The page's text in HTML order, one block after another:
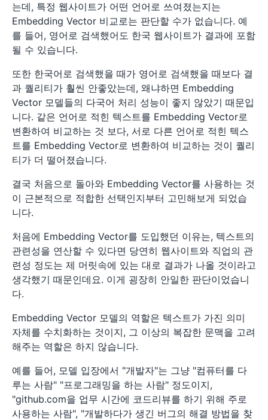
는데, 특정 웹사이트가 어떤 언어로 쓰여졌는지는
Embedding Vector 비교로는 판단할 수가 없습니다. 예
를 들어, 영어로 검색했어도 한국 웹사이트가 결과에 포함
될 수 있습니다.
또한 한국어로 검색했을 때가 영어로 검색했을 때보다 결
과 퀄리티가 훨씬 안좋았는데, 왜냐하면 Embedding
Vector 모델들의 다국어 처리 성능이 좋지 않았기 때문입
니다. 같은 언어로 적힌 텍스트를 Embedding Vector로
변환하여 비교하는 것 보다, 서로 다른 언어로 적힌 텍스
트를 Embedding Vector로 변환하여 비교하는 것이 퀄리
티가 더 떨어졌습니다.
결국 처음으로 돌아와 Embedding Vector를 사용하는 것
이 근본적으로 적합한 선택인지부터 고민해보게 되었습
니다.
처음에 Embedding Vector를 도입했던 이유는, 텍스트의
관련성을 연산할 수 있다면 당연히 웹사이트와 직업의 관
련성 정도는 제 머릿속에 있는 대로 결과가 나올 것이라고
생각했기 때문인데요. 이게 굉장히 안일한 판단이었습니
다.
Embedding Vector 모델의 역할은 텍스트가 가진 의미
자체를 수치화하는 것이지, 그 이상의 복잡한 문맥을 고려
해주는 역할은 하지 않습니다.
예를 들어, 모델 입장에서 "개발자"는 그냥 "컴퓨터를 다
루는 사람" "프로그래밍을 하는 사람" 정도이지,
"github.com을 업무 시간에 코드리뷰를 하기 위해 주로
사용하는 사람", "개발하다가 생긴 버그의 해결 방법을 찾